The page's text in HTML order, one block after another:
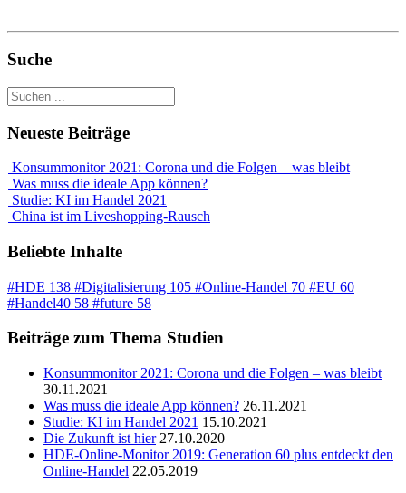
Suche
Neueste Beiträge
Konsummonitor 2021: Corona und die Folgen – was bleibt
Was muss die ideale App können?
Studie: KI im Handel 2021
China ist im Liveshopping-Rausch
Beliebte Inhalte
#HDE 138 #Digitalisierung 105 #Online-Handel 70 #EU 60
#Handel40 58 #future 58
Beiträge zum Thema Studien
Konsummonitor 2021: Corona und die Folgen – was bleibt
30.11.2021
Was muss die ideale App können? 26.11.2021
Studie: KI im Handel 2021 15.10.2021
Die Zukunft ist hier 27.10.2020
HDE-Online-Monitor 2019: Generation 60 plus entdeckt den
Online-Handel 22.05.2019